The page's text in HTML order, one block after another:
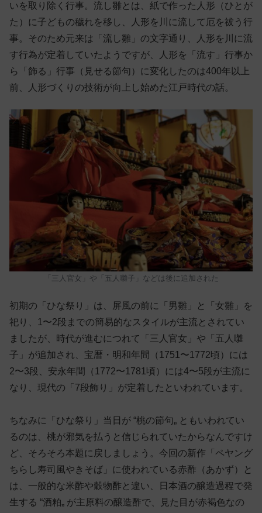
いを取り除く行事。流し雛とは、紙で作った人形（ひとが
た）に子どもの穢れを移し、人形を川に流して厄を祓う行
事。そのため元来は「流し雛」の文字通り、人形を川に流
す行為が定着していたようですが、人形を「流す」行事か
ら「飾る」行事（見せる節句）に変化したのは400年以上
前、人形づくりの技術が向上し始めた江戸時代の話。
「三人官女」や「五人囃子」などは後に追加された
初期の「ひな祭り」は、屏風の前に「男雛」と「女雛」を
祀り、1〜2段までの簡易的なスタイルが主流とされてい
ましたが、時代が進むにつれて「三人官女」や「五人囃
子」が追加され、宝暦・明和年間（1751〜1772頃）には
2〜3段、安永年間（1772〜1781頃）には4〜5段が主流に
なり、現代の「7段飾り」が定着したといわれています。
ちなみに「ひな祭り」当日が “桃の節句„ ともいわれてい
るのは、桃が邪気を払うと信じられていたからなんですけ
ど、そろそろ本題に戻しましょう。今回の新作「ペヤング
ちらし寿司風やきそば」に使われている赤酢（あかず）と
は、一般的な米酢や穀物酢と違い、日本酒の醸造過程で発
生する “酒粕„ が主原料の醸造酢で、見た目が赤褐色なの